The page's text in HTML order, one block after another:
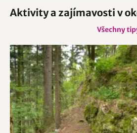
Aktivity a zajímavosti v
Všechny